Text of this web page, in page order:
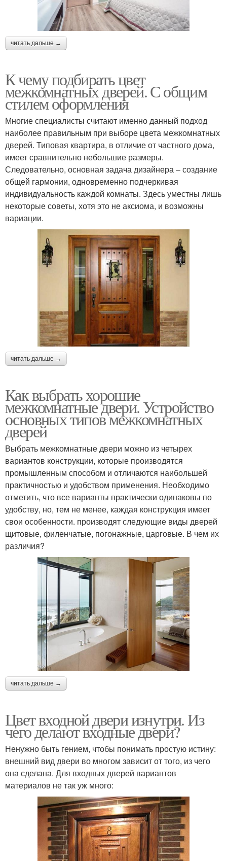
читать дальше →
К чему подбирать цвет
межкомнатных дверей. С общим
стилем оформления
Многие специалисты считают именно данный подход
наиболее правильным при выборе цвета межкомнатных
дверей. Типовая квартира, в отличие от частного дома,
имеет сравнительно небольшие размеры.
Следовательно, основная задача дизайнера – создание
общей гармонии, одновременно подчеркивая
индивидуальность каждой комнаты. Здесь уместны лишь
некоторые советы, хотя это не аксиома, и возможны
вариации.
читать дальше →
Как выбрать хорошие
межкомнатные двери. Устройство
основных типов межкомнатных
дверей
Выбрать межкомнатные двери можно из четырех
вариантов конструкции, которые производятся
промышленным способом и отличаются наибольшей
практичностью и удобством применения. Необходимо
отметить, что все варианты практически одинаковы по
удобству, но, тем не менее, каждая конструкция имеет
свои особенности. производят следующие виды дверей
щитовые, филенчатые, погонажные, царговые. В чем их
различия?
читать дальше →
Цвет входной двери изнутри. Из
чего делают входные двери?
Ненужно быть гением, чтобы понимать простую истину:
внешний вид двери во многом зависит от того, из чего
она сделана. Для входных дверей вариантов
материалов не так уж много: